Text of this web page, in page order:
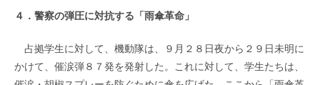
４．警察の弾圧に対抗する「雨傘革命」
占拠学生に対して、機動隊は、９月２８日夜から２９日未明に
かけて、催涙弾８７発を発射した。これに対して、学生たちは、